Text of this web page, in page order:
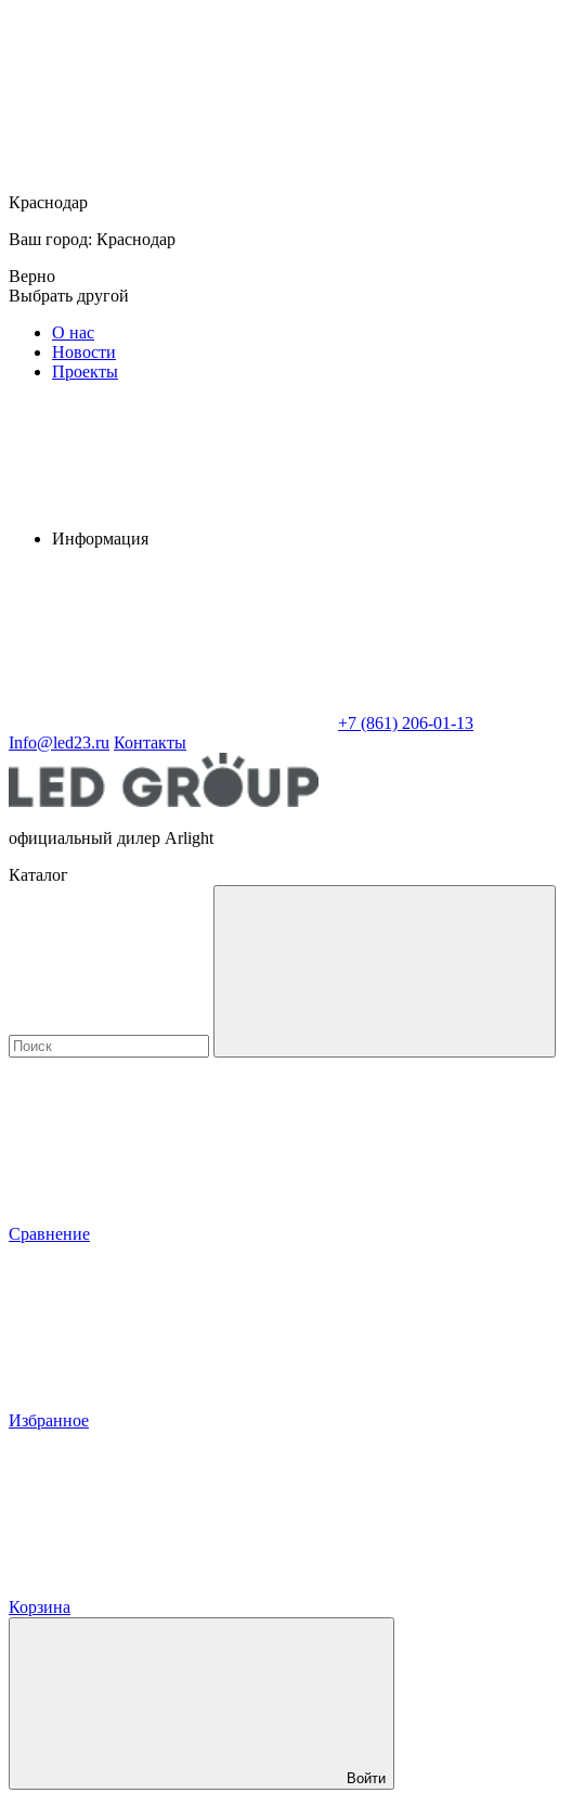
Краснодар
Ваш город: Краснодар
Верно
Выбрать другой
О нас
Новости
Проекты
Информация
+7 (861) 206-01-13
Info@led23.ru Контакты
официальный дилер Arlight
Каталог
Сравнение
Избранное
Корзина
Войти